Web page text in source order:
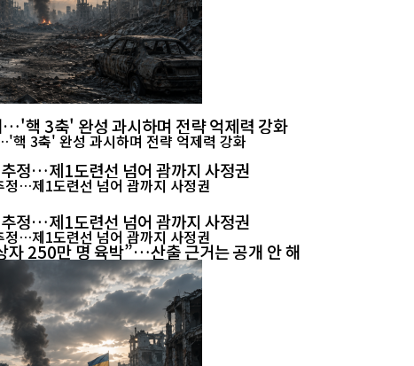
핵 3축' 완성 과시하며 전략 억제력 강화
정…제1도련선 넘어 괌까지 사정권
정…제1도련선 넘어 괌까지 사정권
자 250만 명 육박”…산출 근거는 공개 안 해